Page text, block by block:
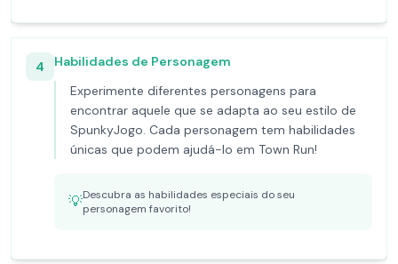
4
Habilidades de Personagem
Experimente diferentes personagens para
encontrar aquele que se adapta ao seu estilo de
SpunkyJogo. Cada personagem tem habilidades
únicas que podem ajudá-lo em Town Run!
💡Descubra as habilidades especiais do seu
personagem favorito!